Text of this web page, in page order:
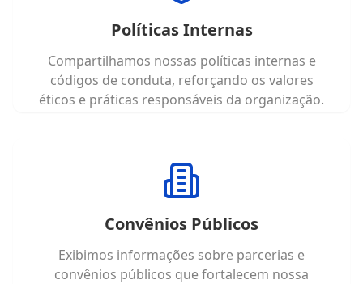
Políticas Internas
Compartilhamos nossas políticas internas e
códigos de conduta, reforçando os valores
éticos e práticas responsáveis da organização.
Convênios Públicos
Exibimos informações sobre parcerias e
convênios públicos que fortalecem nossa